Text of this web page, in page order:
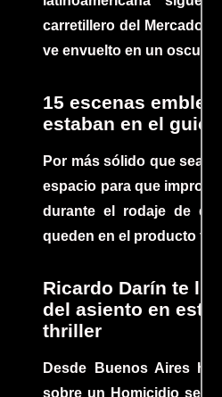
carretillero del Mercado 4
ve envuelto en un oscuro
15 escenas
estaban en el guion
Por más sólido que sea
espacio para que
durante el rodaje de
queden en el producto
Ricardo Darín te
del asiento en este
thriller
Desde Buenos Aires
sobre un Homicidio se